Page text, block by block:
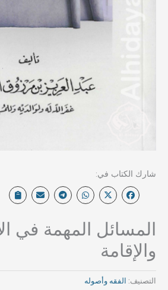
المسائل المهمة في
والإقامة
التصنيف: الفقه وأصوله